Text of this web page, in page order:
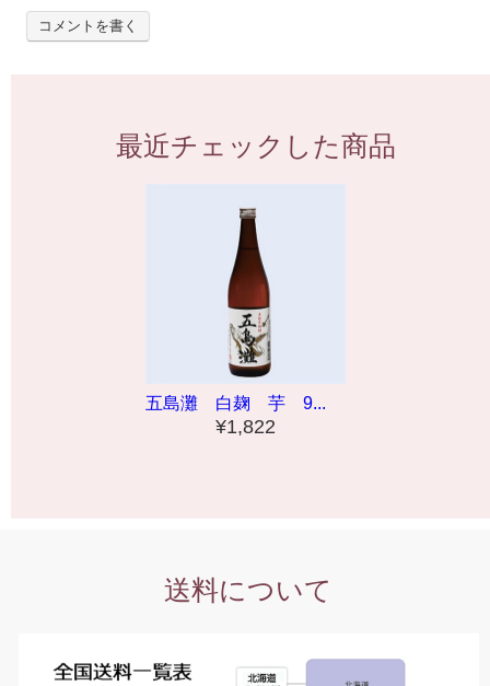
コメントを書く
最近チェックした商品
五島灘 白麹 芋 9...
¥1,822
送料について